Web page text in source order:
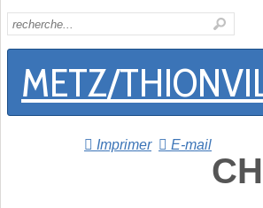
METZ/
Imprimer E-mail